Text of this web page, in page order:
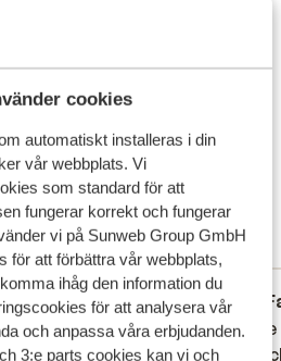
cookies
automatiskt installeras i din
vår webbplats. Vi
som standard för att
fungerar korrekt och fungerar
vi på Sunweb Group GmbH
för att förbättra vår webbplats,
ihåg den information du
för att analysera vår
och anpassa våra erbjudanden.
3:e parts cookies kan vi och
Här bjuds det på god mat i
middagen på en terrass med
Hotellets kockar serverar
favoriter och
inklusive pasta och den
pizzan! Efter en dag fylld av
av i någon av barerna. Släck
cocktail vid poolbaren eller
vin i hotellbaren.
stad finns ett stort utbud av
caféer och barer, maten är
och vinerna är förträffliga.
vid Le Calette, där du kan
under högsäsongen.
tycker
som verkligen
av vår produkt.
30 juni 2026
vaut le coup, la
sont de
vaut le coup, la
sont de
8.3